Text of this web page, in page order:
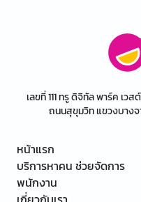
เลขที่ 111 ทรู ดิจิทัล พาร์ค เว
ถนนสุขุมวิท แขวงบางจ
หน้าแรก
บริการหาคน ช่วยจัดการ
พนักงาน